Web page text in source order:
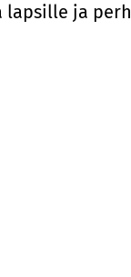
lapsille ja